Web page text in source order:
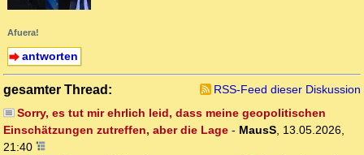
Afuera!
antworten
gesamter Thread:
RSS-Feed dieser Diskussion
Sorry, es tut mir ehrlich leid, dass meine geopolitischen
Einschätzungen zutreffen, aber die Lage - MausS 13.05.2026,
21:40